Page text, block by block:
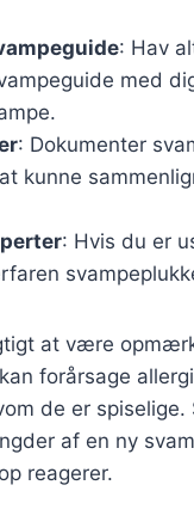
: Hav
med
: Dokumenter
kunne
: Hvis du er
at være
forårsage
de er
af en ny
reagerer.